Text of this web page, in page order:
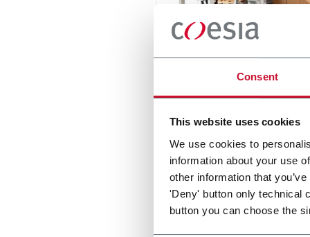
Consent
This website uses cookies
We use cookies to
information about your use
other information that
'Deny' button only technical
button you can choose the
New collaborative
palletizer with unmatched
layer.
Scopri di più